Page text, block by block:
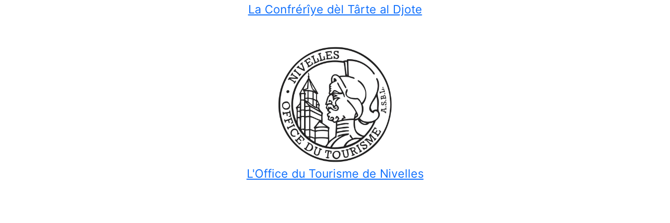
La Confrérîye dèl Târte al Djote
L'Office du Tourisme de Nivelles